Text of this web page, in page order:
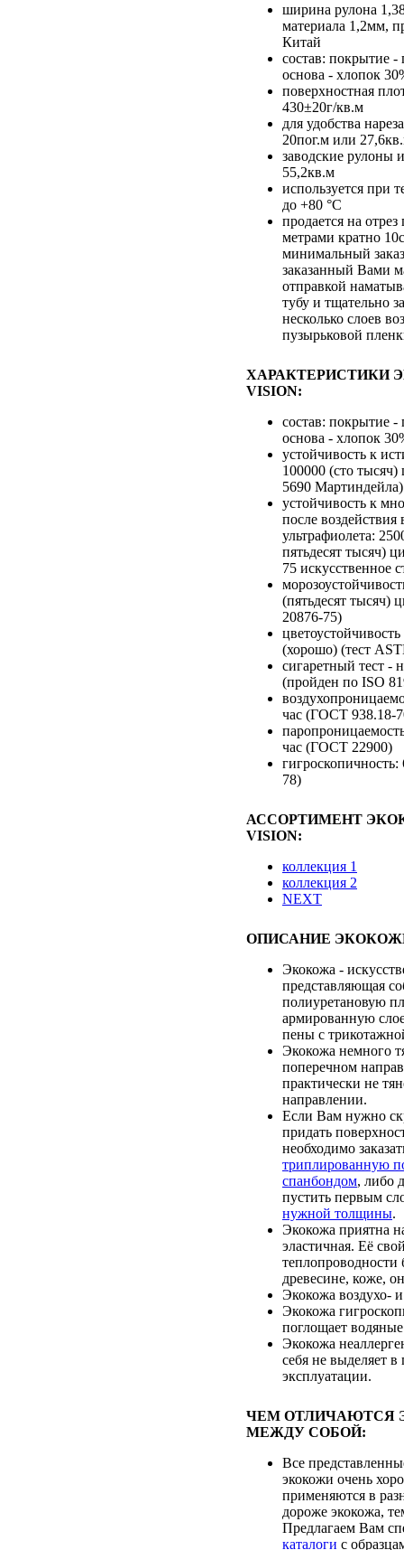
ширина рулона
материала 1,2мм,
Китай
состав: покрытие -
основа - хлопок
поверхностная
430±20г/кв.м
для удобства
20пог.м или
заводские рулоны
55,2кв.м
используется при
до +80 °С
продается на
метрами кратно
минимальный
заказанный Вами
отправкой
тубу и тщательно
несколько слоев
пузырьковой
ХАРАКТЕРИСТИКИ
VISION:
состав: покрытие -
основа - хлопок
устойчивость к
100000 (сто тысяч)
5690 Мартиндейла)
устойчивость к
после воздействия
ультрафиолета:
пятьдесят тысяч)
75 искусственное
(пятьдесят тысяч)
20876-75)
(хорошо) (тест
сигаретный тест -
(пройден по ISO
час (ГОСТ 938.18-
час (ГОСТ 22900)
78)
АССОРТИМЕНТ
VISION:
коллекция 1
коллекция 2
NEXT
ОПИСАНИЕ
Экокожа -
представляющая
полиуретановую
армированную
пены с
Экокожа немного
поперечном
практически не
направлении.
Если Вам нужно
придать
необходимо
триплированную
спанбондом, либо
пустить первым
нужной толщины.
Экокожа приятна
эластичная. Её
теплопроводности
древесине, коже,
Экокожа воздухо-
Экокожа
поглощает
Экокожа
себя не выделяет в
эксплуатации.
ЧЕМ ОТЛИЧАЮТСЯ
МЕЖДУ СОБОЙ:
Все
экокожи очень
применяются в
дороже экокожа,
Предлагаем Вам
каталоги с